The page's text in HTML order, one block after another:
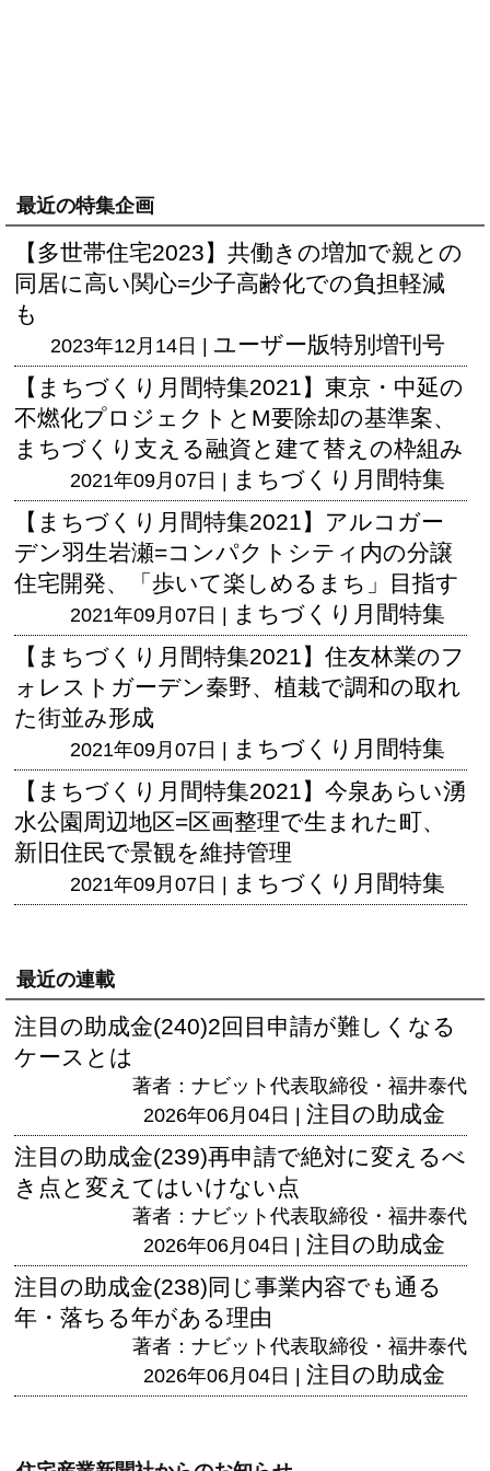
最近の特集企画
【多世帯住宅2023】共働きの増加で親との
同居に高い関心=少子高齢化での負担軽減
も
2023年12月14日 | ユーザー版特別増刊号
【まちづくり月間特集2021】東京・中延の
不燃化プロジェクトとM要除却の基準案、
まちづくり支える融資と建て替えの枠組み
2021年09月07日 |
まちづくり月間特集
【まちづくり月間特集2021】アルコガー
デン羽生岩瀬=コンパクトシティ内の分譲
住宅開発、「歩いて楽しめるまち」目指す
2021年09月07日 |
まちづくり月間特集
【まちづくり月間特集2021】住友林業のフ
ォレストガーデン秦野、植栽で調和の取れ
た街並み形成
2021年09月07日 |
まちづくり月間特集
【まちづくり月間特集2021】今泉あらい湧
水公園周辺地区=区画整理で生まれた町、
新旧住民で景観を維持管理
2021年09月07日 | まちづくり月間特集
最近の連載
注目の助成金(240)2回目申請が難しくなる
ケースとは
著者：ナビット代表取締役・福井泰代
2026年06月04日 | 注目の助成金
注目の助成金(239)再申請で絶対に変えるべ
き点と変えてはいけない点
著者：ナビット代表取締役・福井泰代
2026年06月04日 | 注目の助成金
注目の助成金(238)同じ事業内容でも通る
年・落ちる年がある理由
著者：ナビット代表取締役・福井泰代
2026年06月04日 | 注目の助成金